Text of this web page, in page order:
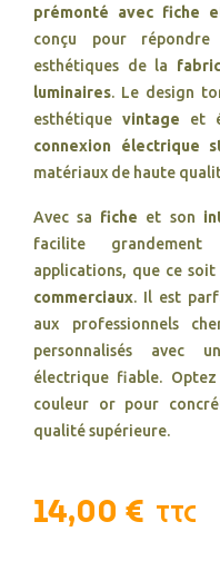
prémonté avec fiche
conçu pour
esthétiques de la
luminaires. Le design
esthétique vintage et
connexion électrique
matériaux de haute
Avec sa fiche et son
facilite
applications, que ce
commerciaux. Il est
aux professionnels
personnalisés avec
électrique fiable.
couleur or pour
qualité supérieure.
14,00 € TTC